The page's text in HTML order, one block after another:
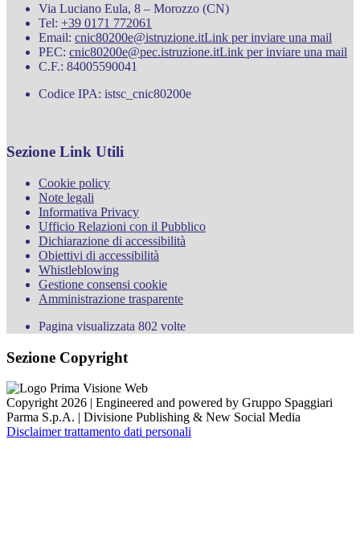
Via Luciano Eula, 8 – Morozzo (CN)
Tel: +39 0171 772061
Email: cnic80200e@istruzione.itLink per inviare una mail
PEC: cnic80200e@pec.istruzione.itLink per inviare una mail
C.F.: 84005590041
Codice IPA: istsc_cnic80200e
Sezione Link Utili
Cookie policy
Note legali
Informativa Privacy
Ufficio Relazioni con il Pubblico
Dichiarazione di accessibilità
Obiettivi di accessibilità
Whistleblowing
Gestione consensi cookie
Amministrazione trasparente
Pagina visualizzata 802 volte
Sezione Copyright
Copyright 2026 | Engineered and powered by Gruppo Spaggiari
Parma S.p.A. | Divisione Publishing & New Social Media
Disclaimer trattamento dati personali